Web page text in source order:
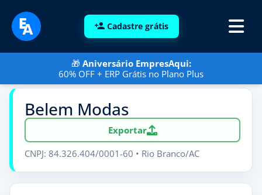
Cadastre grátis
🎁 Aniversário EmpresAqui:
60% OFF + ERP Grátis no Plano Plus
Belem Modas
Exportar
CNPJ: 84.326.404/0001-60 • Rio Branco/AC